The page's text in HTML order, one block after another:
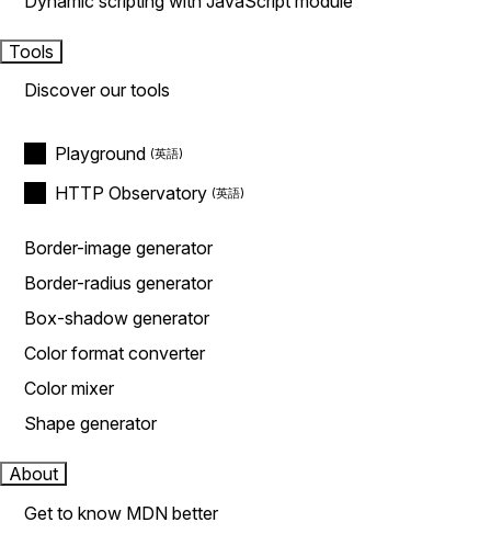
Tools
Discover our tools
Playground
HTTP Observatory
Border-image generator
Border-radius generator
Box-shadow generator
Color format converter
Color mixer
Shape generator
About
Get to know MDN better